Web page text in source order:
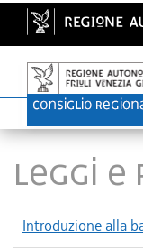
LEGGI E
Introduzione alla